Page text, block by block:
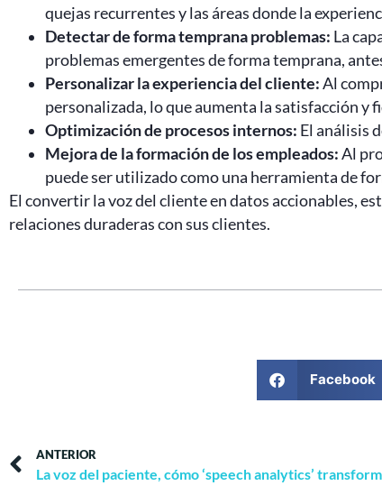
quejas recurrentes y las áreas donde la
Detectar de forma temprana problemas: La
problemas emergentes de forma temprana,
Personalizar la experiencia del cliente:Al
personalizada, lo que aumenta la satisfacción y
Optimización de procesos internos: El análisis
Mejora de la formación de los empleados:Al
puede ser utilizado como una herramienta de
El convertir la voz del cliente en datos accionables,
relaciones duraderas con sus clientes.
Facebook
ANTERIOR
La voz del paciente, cómo ‘speech analytics’